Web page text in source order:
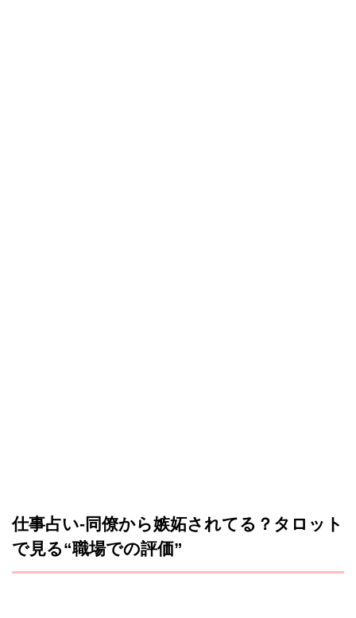
仕事占い-同僚から嫉妬されてる？タロット
で見る“職場での評価”